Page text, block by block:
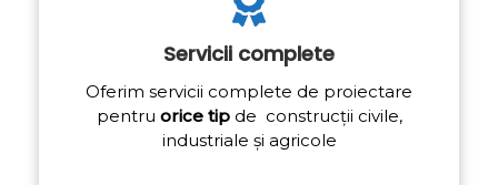
Servicii complete
Oferim servicii complete de proiectare
pentru orice tipde construcții civile,
industriale și agricole